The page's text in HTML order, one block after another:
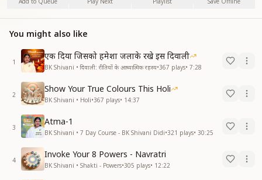
You might also like
1
एक दिया जिसको हमेशा जलाके रखे इस दिवाली
BK Shivani • दिवाली: रीतियों के आध्यात्मिक रहस्य•367 plays• 7:28
2
Show Your True Colours This Holi
BK Shivani • Holi•367 plays• 14:37
3
Atma-1
BK Shivani • 7 Day Course - BK Shivani Didi•321 plays• 30:25
4
Invoke Your 8 Powers - Navratri
BK Shivani • Shakti - Powers•305 plays• 12:22